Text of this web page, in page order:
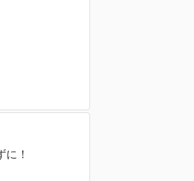
！